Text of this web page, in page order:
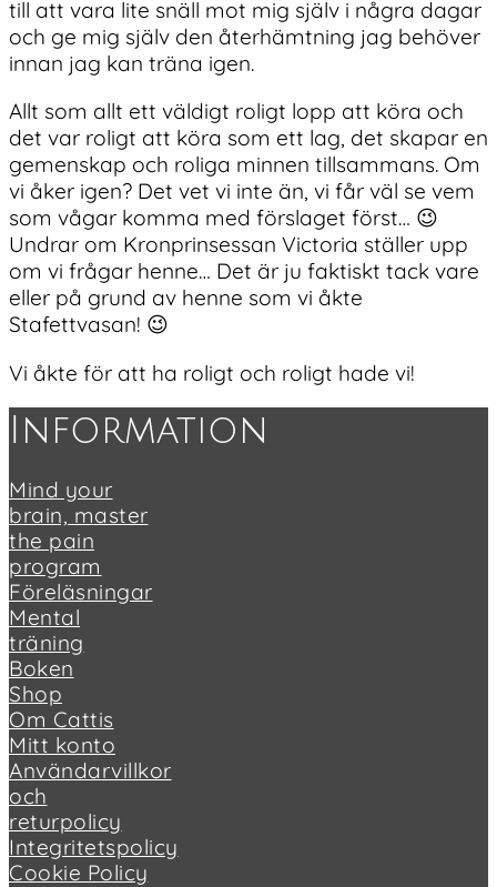
till att vara lite snäll mot mig själv i några dagar
och ge mig själv den återhämtning jag behöver
innan jag kan träna igen.
Allt som allt ett väldigt roligt lopp att köra och
det var roligt att köra som ett lag, det skapar en
gemenskap och roliga minnen tillsammans. Om
vi åker igen? Det vet vi inte än, vi får väl se vem
som vågar komma med förslaget först… 😉
Undrar om Kronprinsessan Victoria ställer upp
om vi frågar henne… Det är ju faktiskt tack vare
eller på grund av henne som vi åkte
Stafettvasan! 😉
Vi åkte för att ha roligt och roligt hade vi!
Footer
Information
Mind your
brain, master
the pain
program
Föreläsningar
Mental
träning
Boken
Shop
Om Cattis
Mitt konto
Användarvillkor
och
returpolicy
Integritetspolicy
Cookie Policy